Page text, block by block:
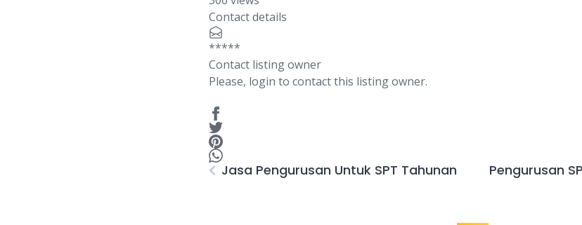
Contact details
*****
Contact listing owner
Please, login to contact this listing owner.
Jasa Pengurusan Untuk SPT Tahunan Pengurusan